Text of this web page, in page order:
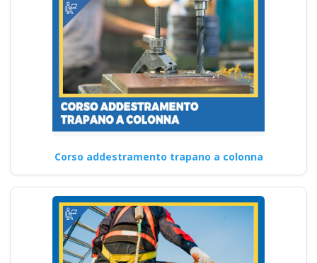
Corso addestramento trapano a colonna